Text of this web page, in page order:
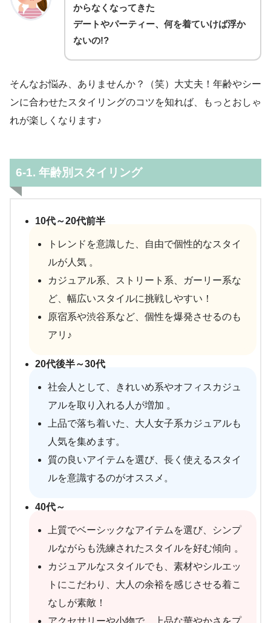
からなくなってきた
デートやパーティー、何を着ていけば浮か
ないの!?
そんなお悩み、ありませんか？（笑）大丈夫！年齢やシー
ンに合わせたスタイリングのコツを知れば、もっとおしゃ
れが楽しくなります♪
6-1. 年齢別スタイリング
10代～20代前半
トレンドを意識した、自由で個性的なスタイ
ルが人気 。
カジュアル系、ストリート系、ガーリー系な
ど、幅広いスタイルに挑戦しやすい！
原宿系や渋谷系など、個性を爆発させるのも
アリ♪
20代後半～30代
社会人として、きれいめ系やオフィスカジュ
アルを取り入れる人が増加 。
上品で落ち着いた、大人女子系カジュアルも
人気を集めます。
質の良いアイテムを選び、長く使えるスタイ
ルを意識するのがオススメ。
40代～
上質でベーシックなアイテムを選び、シンプ
ルながらも洗練されたスタイルを好む傾向 。
カジュアルなスタイルでも、素材やシルエッ
トにこだわり、大人の余裕を感じさせる着こ
なしが素敵！
アクセサリーや小物で、上品な華やかさをプ